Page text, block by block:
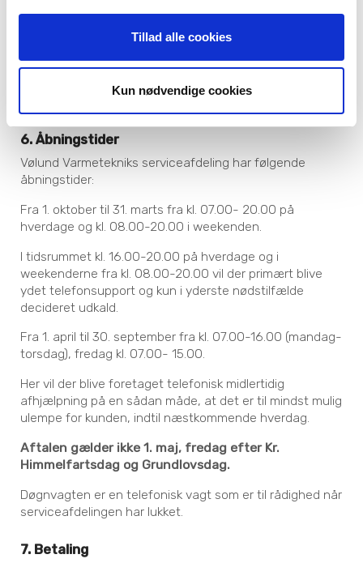
Tillad alle cookies
Kun nødvendige cookies
alene at være manglende varmt brugsvand.
Forgæves kørsel til besøg ved adviseret
serviceeftersyn eller rekvireret tilkald. Der vil blive
miljøbidrag.
6. Åbningstider
Vølund Varmetekniks serviceafdeling har følgende
åbningstider:
Fra 1. oktober til 31. marts fra kl. 07.00- 20.00 på
hverdage og kl. 08.00-20.00 i weekenden.
I tidsrummet kl. 16.00-20.00 på hverdage og i
weekenderne fra kl. 08.00-20.00 vil der primært blive
ydet telefonsupport og kun i yderste nødstilfælde
decideret udkald.
Fra 1. april til 30. september fra kl. 07.00-16.00 (mandag-
torsdag), fredag kl. 07.00- 15.00.
Her vil der blive foretaget telefonisk midlertidig
afhjælpning på en sådan måde, at det er til mindst mulig
ulempe for kunden, indtil næstkommende hverdag.
Aftalen gælder ikke 1. maj, fredag efter Kr.
Himmelfartsdag og Grundlovsdag.
Døgnvagten er en telefonisk vagt som er til rådighed når
serviceafdelingen har lukket.
7. Betaling